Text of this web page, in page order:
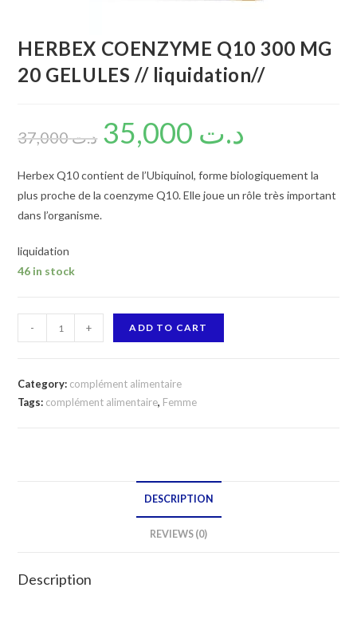
HERBEX COENZYME Q10 300 MG
20 GELULES // liquidation//
د.ت37,000 د.ت
Herbex Q10 contient de l’Ubiquinol, forme biologiquement la
plus proche de la coenzyme Q10. Elle joue un rôle très important
dans l’organisme.
liquidation
46 in stock
COENZYME
300
MG
- + ADD TO CART
Category: complément alimentaire
Tags: complément alimentaire, Femme
DESCRIPTION
REVIEWS (0)
Description